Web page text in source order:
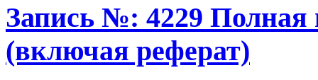
Запись №: 4229 Полная
(включая реферат)